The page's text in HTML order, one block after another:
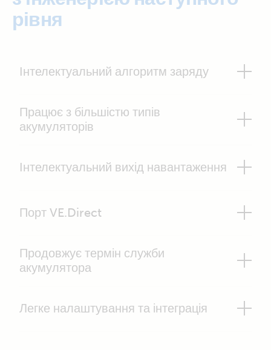
рівня
Інтелектуальний алгоритм заряду
Працює з більшістю типів
акумуляторів
Інтелектуальний вихід навантаження
Порт VE.Direct
Продовжує термін служби
акумулятора
Легке налаштування та інтеграція